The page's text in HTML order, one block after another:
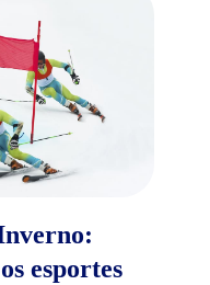
esportes